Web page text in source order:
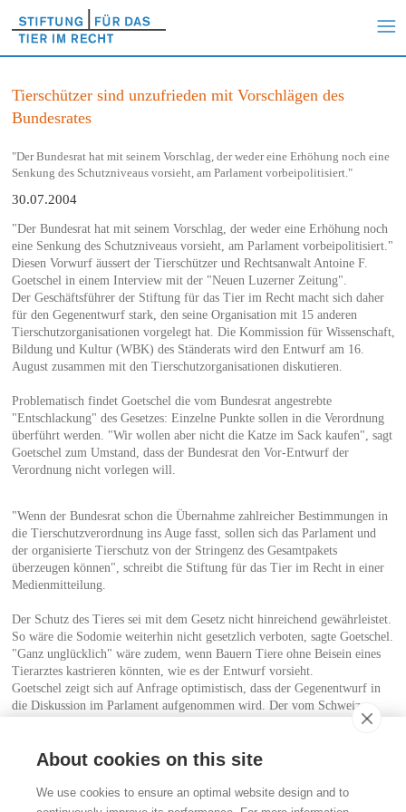
Tierschützer sind unzufrieden mit Vorschlägen des
Bundesrates
"Der Bundesrat hat mit seinem Vorschlag, der weder eine Erhöhung noch eine
Senkung des Schutzniveaus vorsieht, am Parlament vorbeipolitisiert."
30.07.2004
"Der Bundesrat hat mit seinem Vorschlag, der weder eine Erhöhung noch
eine Senkung des Schutzniveaus vorsieht, am Parlament vorbeipolitisiert."
Diesen Vorwurf äussert der Tierschützer und Rechtsanwalt Antoine F.
Goetschel in einem Interview mit der "Neuen Luzerner Zeitung".
Der Geschäftsführer der Stiftung für das Tier im Recht macht sich daher
für den Gegenentwurf stark, den seine Organisation mit 15 anderen
Tierschutzorganisationen vorgelegt hat. Die Kommission für Wissenschaft,
Bildung und Kultur (WBK) des Ständerats wird den Entwurf am 16.
August zusammen mit den Tierschutzorganisationen diskutieren.
Problematisch findet Goetschel die vom Bundesrat angestrebte
"Entschlackung" des Gesetzes: Einzelne Punkte sollen in die Verordnung
überführt werden. "Wir wollen aber nicht die Katze im Sack kaufen", sagt
Goetschel zum Umstand, dass der Bundesrat den Vor-Entwurf der
Verordnung nicht vorlegen will.
"Wenn der Bundesrat schon die Übernahme zahlreicher Bestimmungen in
die Tierschutzverordnung ins Auge fasst, sollen sich das Parlament und
der organisierte Tierschutz von der Stringenz des Gesamtpakets
überzeugen können", schreibt die Stiftung für das Tier im Recht in einer
Medienmitteilung.
Der Schutz des Tieres sei mit dem Gesetz nicht hinreichend gewährleistet.
So wäre die Sodomie weiterhin nicht gesetzlich verboten, sagte Goetschel.
"Ganz unglücklich" wäre zudem, wenn Bauern Tiere ohne Beisein eines
Tierarztes kastrieren könnten, wie es der Entwurf vorsieht.
Goetschel zeigt sich auf Anfrage optimistisch, dass der Gegenentwurf in
die Diskussion im Parlament aufgenommen wird. Der vom Schweizer
Tierschutz STS eingereichten Volksinitiative "Tierschutz - JA!" räumt er
Stiftung für das Tier im Recht (TIR)
About cookies on this site
We use cookies to ensure an optimal website design and to